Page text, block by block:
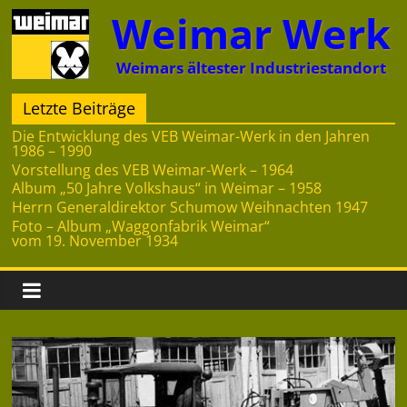
Zum
Inhalt
springen
Weimar Werk
Weimars ältester Industriestandort
Letzte Beiträge
Die Entwicklung des VEB Weimar-Werk in den Jahren
1986 – 1990
Vorstellung des VEB Weimar-Werk – 1964
Album „50 Jahre Volkshaus“ in Weimar – 1958
Herrn Generaldirektor Schumow Weihnachten 1947
Foto – Album „Waggonfabrik Weimar“
vom 19. November 1934